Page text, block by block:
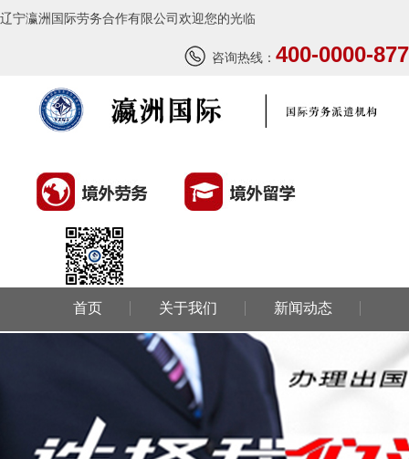
辽宁瀛洲国际劳务合作有限公司欢迎您的光临
咨询热线： 400-0000-877
首页 关于我们 新闻动态
环球留学
联系我们
荷兰-铁板烧厨师
新西兰-按摩师
￥200纽币/天+提成